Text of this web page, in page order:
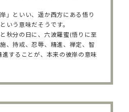
」といい、遥か西方にある悟り
いう意味だそうです。
秋分の日に、六波羅蜜(悟りに至
、持戒、忍辱、精進、禅定、智
することが、本来の彼岸の意味